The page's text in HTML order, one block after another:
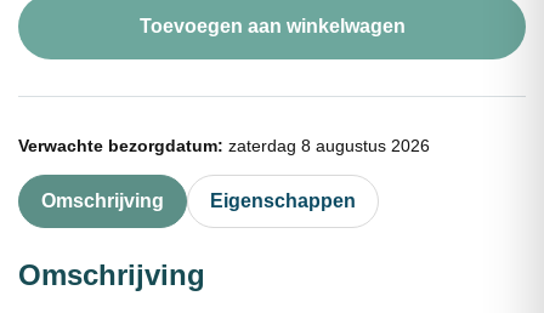
portie
250g
aantal
Toevoegen aan winkelwagen
Verwachte bezorgdatum: zaterdag 8 augustus 2026
Omschrijving Eigenschappen
Omschrijving